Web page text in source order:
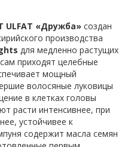
ULFAT «Дружба» создан
производства
для медленно растущих
приходят целебные
мощный
волосяные луковицы
в клетках головы
расти интенсивнее, при
устойчивее к
содержит масла семян